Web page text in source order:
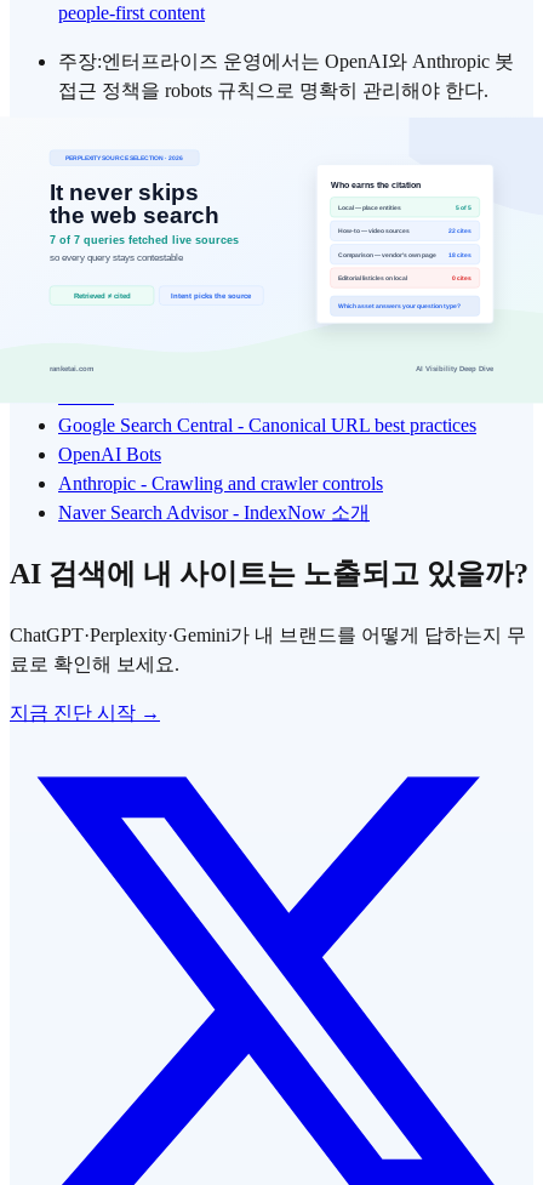
people-first content
주장:엔터프라이즈 운영에서는 OpenAI와 Anthropic 봇
접근 정책을 robots 규칙으로 명확히 관리해야 한다.
외부 인용 링크
아래 링크는 본문 수치와 주장에 직접 사용한 원문 출처입니
다. 항목별 원문 맥락을 확인하면 해석 차이를 줄이고 재검증
Google Search Central - Creating helpful, reliable, people-first
Google Search Central - Canonical URL best practices
OpenAI Bots
Anthropic - Crawling and crawler controls
Naver Search Advisor - IndexNow 소개
AI 검색에 내 사이트는 노출되고 있을까?
ChatGPT·Perplexity·Gemini가 내 브랜드를 어떻게 답하는지 무
료로 확인해 보세요.
지금 진단 시작 →